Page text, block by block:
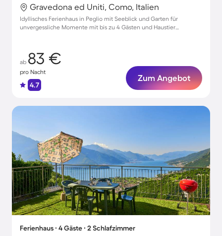
Gravedona ed Uniti, Como, Italien
Idyllisches Ferienhaus in Peglio mit Seeblick und Garten für
unvergessliche Momente mit bis zu 4 Gästen und Haustier
ab 83 €
pro Nacht
4.7
Zum Angebot
Ferienhaus ∙ 4 Gäste ∙ 2 Schlafzimmer